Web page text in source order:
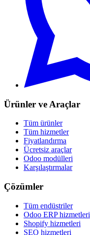
Ürünler ve Araçlar
Tüm ürünler
Tüm hizmetler
Fiyatlandırma
Ücretsiz araçlar
Odoo modülleri
Karşılaştırmalar
Çözümler
Tüm endüstriler
Odoo ERP hizmetleri
Shopify hizmetleri
SEO hizmetleri